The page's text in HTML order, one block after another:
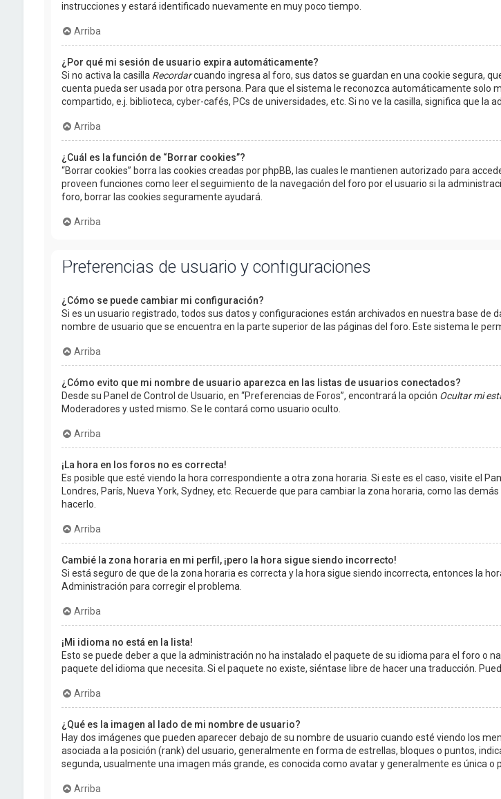
instrucciones y estará identificado nuevamente en muy poco tiempo.
Arriba
¿Por qué mi sesión de usuario expira automáticamente?
Si no activa la casilla Recordarcuando ingresa al foro, sus datos se guardan en una cookie segura,
cuenta pueda ser usada por otra persona. Para que el sistema le reconozca automáticamente solo
compartido, e.j. biblioteca, cyber-cafés, PCs de universidades, etc. Si no ve la casilla, significa que la
Arriba
¿Cuál es la función de “Borrar cookies”?
“Borrar cookies” borra las cookies creadas por phpBB, las cuales le mantienen autorizado para
proveen funciones como leer el seguimiento de la navegación del foro por el usuario si la
foro, borrar las cookies seguramente ayudará.
Arriba
Preferencias de usuario y configuraciones
¿Cómo se puede cambiar mi configuración?
Si es un usuario registrado, todos sus datos y configuraciones están archivados en nuestra base de
nombre de usuario que se encuentra en la parte superior de las páginas del foro. Este sistema le
Arriba
¿Cómo evito que mi nombre de usuario aparezca en las listas de usuarios conectados?
Desde su Panel de Control de Usuario, en “Preferencias de Foros”, encontrará la opción Ocultar mi
Moderadores y usted mismo. Se le contará como usuario oculto.
Arriba
¡La hora en los foros no es correcta!
Es posible que esté viendo la hora correspondiente a otra zona horaria. Si este es el caso, visite el
Londres, París, Nueva York, Sydney, etc. Recuerde que para cambiar la zona horaria, como las
hacerlo.
Arriba
Cambié la zona horaria en mi perfil, ¡pero la hora sigue siendo incorrecto!
Si está seguro de que de la zona horaria es correcta y la hora sigue siendo incorrecta, entonces la
Administración para corregir el problema.
Arriba
¡Mi idioma no está en la lista!
Esto se puede deber a que la administración no ha instalado el paquete de su idioma para el foro o
paquete del idioma que necesita. Si el paquete no existe, siéntase libre de hacer una traducción.
Arriba
¿Qué es la imagen al lado de mi nombre de usuario?
Hay dos imágenes que pueden aparecer debajo de su nombre de usuario cuando esté viendo los
asociada a la posición (rank) del usuario, generalmente en forma de estrellas, bloques o puntos,
segunda, usualmente una imagen más grande, es conocida como avatar y generalmente es única o
Arriba